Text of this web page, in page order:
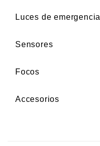
Luces de emergencia
Sensores
Focos
Accesorios